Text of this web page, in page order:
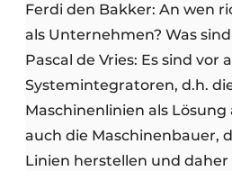
Ferdi den Bakker: An wen
als Unternehmen? Was
Pascal de Vries: Es sind vor
Systemintegratoren, d.h.
Maschinenlinien als
auch die Maschinenbauer,
Linien herstellen und daher